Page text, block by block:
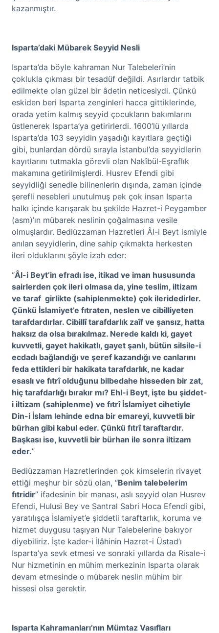
kazanmıştır.
Isparta’daki Mübarek Seyyid Nesli
Isparta’da böyle kahraman Nur Talebeleri’nin
çoklukla çıkması bir tesadüf değildi. Asırlardır tatbik
edilmekte olan güzel bir âdetin neticesiydi. Çünkü
eskiden beri Isparta zenginleri hacca gittiklerinde,
orada yetim kalmış seyyid çocukların bakımlarını
üstlenerek Isparta’ya getirirlerdi. 1600’lü yıllarda
Isparta’da 103 seyyidin yaşadığı kayıtlara geçtiği
gibi, bunlardan dördü sırayla İstanbul’da seyyidlerin
kayıtlarını tutmakla görevli olan Nakîbül-Eşraflık
makamına getirilmişlerdi. Husrev Efendi gibi
seyyidliği senedle bilinenlerin dışında, zaman içinde
şerefli nesebleri unutulmuş pek çok insan Isparta
halkı içinde karışarak bu şekilde Hazret-i Peygamber
(asm)’ın mübarek neslinin çoğalmasına vesile
olmuşlardır. Bediüzzaman Hazretleri Âl-i Beyt ismiyle
anılan seyyidlerin, dine sahip çıkmakta herkesten
ileri olduklarını şöyle izah eder:
“Âl-i Beyt’in efradı ise, itikad ve iman hususunda
sairlerden çok ileri olmasa da, yine teslim, iltizam
ve taraf girlikte (sahiplenmekte) çok ileridedirler.
Çünkü İslamiyet’e fıtraten, neslen ve cibilliyeten
tarafdardırlar. Cibillî tarafdarlık zaîf ve şansız, hatta
haksız da olsa bırakılmaz. Nerede kaldı ki, gayet
kuvvetli, gayet hakikatlı, gayet şanlı, bütün silsile-i
ecdadı bağlandığı ve şeref kazandığı ve canlarını
feda ettikleri bir hakikata tarafdarlık, ne kadar
esaslı ve fıtrî olduğunu bilbedahe hisseden bir zat,
hiç tarafdarlığı bırakır mı? Ehl-i Beyt, işte bu şiddet-
i iltizam (sahiplenme) ve fıtrî İslamiyet cihetiyle
Din-i İslam lehinde edna bir emareyi, kuvvetli bir
bürhan gibi kabul eder. Çünkü fıtrî taraftardır.
Başkası ise, kuvvetli bir bürhan ile sonra iltizam
eder.”
Bediüzzaman Hazretlerinden çok kimselerin rivayet
ettiği meşhur bir sözü olan, “Benim talebelerim
fıtridir” ifadesinin bir manası, aslı seyyid olan Husrev
Efendi, Hulusi Bey ve Santral Sabri Hoca Efendi gibi,
yaratılışça İslamiyet’e şiddetli taraftarlık, koruma ve
hizmet duygusu taşıyan Nur Talebelerine bakıyor
diyebiliriz. İşte kader-i İlâhinin Hazret-i Üstad’ı
Isparta’ya sevk etmesi ve sonraki yıllarda da Risale-i
Nur hizmetinin en mühim merkezinin Isparta olarak
devam etmesinde o mübarek neslin mühim bir
hissesi olsa gerektir.
Isparta Kahramanları’nın Mümtaz Vasıfları